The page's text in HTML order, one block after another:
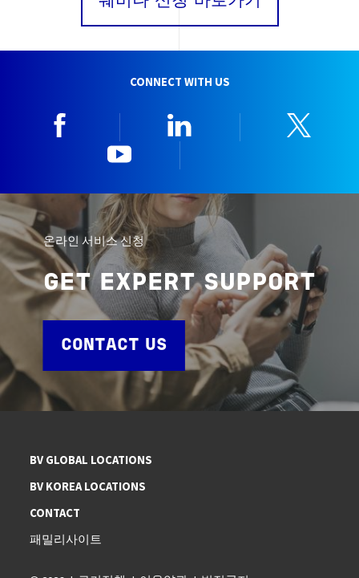
CONNECT WITH US
온라인 서비스 신청
GET EXPERT SUPPORT
CONTACT US
BV GLOBAL LOCATIONS
BV KOREA LOCATIONS
CONTACT
패밀리사이트